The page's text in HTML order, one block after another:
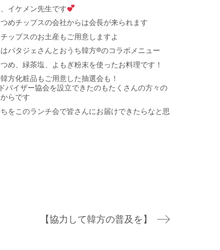
イケメン先生です
めチップスの会社からは会長が来られます
ップスのお土産もご用意しますよ
パタジェさんとおうち韓方®︎のコラボメニュー
め、緑茶塩、よもぎ粉末を使ったお料理です！
方化粧品もご用意した抽選会も！
バイザー協会を設立できたのもたくさんの方々の
らです
をこのランチ会で皆さんにお届けできたらなと思
【協力して韓方の普及を】